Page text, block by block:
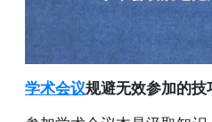
学术会议规避无效参加的技